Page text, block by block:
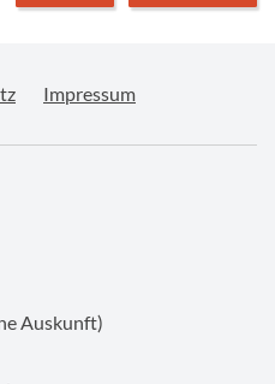
Impressum
Auskunft)